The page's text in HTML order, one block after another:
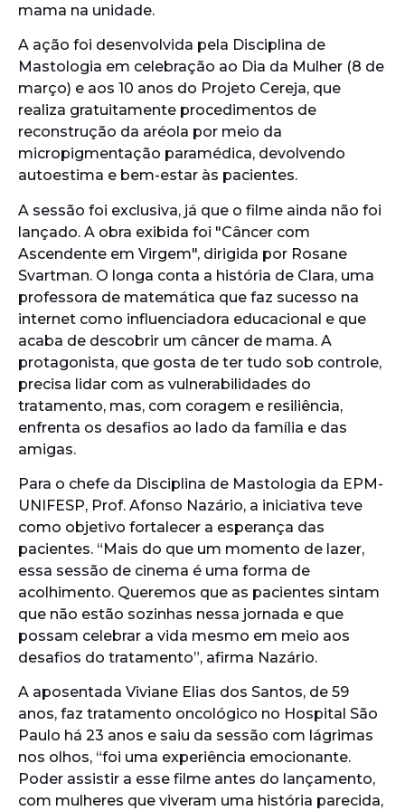
mama na unidade.
A ação foi desenvolvida pela Disciplina de
Mastologia em celebração ao Dia da Mulher (8 de
março) e aos 10 anos do Projeto Cereja, que
realiza gratuitamente procedimentos de
reconstrução da aréola por meio da
micropigmentação paramédica, devolvendo
autoestima e bem-estar às pacientes.
A sessão foi exclusiva, já que o filme ainda não foi
lançado. A obra exibida foi "Câncer com
Ascendente em Virgem", dirigida por Rosane
Svartman. O longa conta a história de Clara, uma
professora de matemática que faz sucesso na
internet como influenciadora educacional e que
acaba de descobrir um câncer de mama. A
protagonista, que gosta de ter tudo sob controle,
precisa lidar com as vulnerabilidades do
tratamento, mas, com coragem e resiliência,
enfrenta os desafios ao lado da família e das
amigas.
Para o chefe da Disciplina de Mastologia da EPM-
UNIFESP, Prof. Afonso Nazário, a iniciativa teve
como objetivo fortalecer a esperança das
pacientes. “Mais do que um momento de lazer,
essa sessão de cinema é uma forma de
acolhimento. Queremos que as pacientes sintam
que não estão sozinhas nessa jornada e que
possam celebrar a vida mesmo em meio aos
desafios do tratamento”, afirma Nazário.
A aposentada Viviane Elias dos Santos, de 59
anos, faz tratamento oncológico no Hospital São
Paulo há 23 anos e saiu da sessão com lágrimas
nos olhos, “foi uma experiência emocionante.
Poder assistir a esse filme antes do lançamento,
com mulheres que viveram uma história parecida,